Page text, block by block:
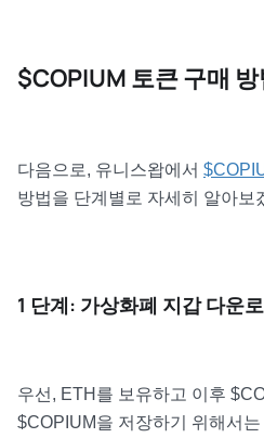
$COPIUM 토큰 구매
다음으로, 유니스왑에서
방법을 단계별로 자세히 알아보
1 단계: 가상화폐 지갑 다운
우선, ETH를 보유하고 이후
$COPIUM을 저장하기 위해서